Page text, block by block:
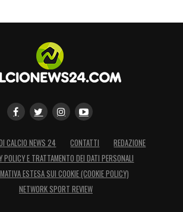
CALCIO NEWS 24 CONTATTI
REDAZIONE
POLICY E TRATTAMENTO DEI DATI PERSONALI
ESTESA SUI COOKIE (COOKIE POLICY)
NETWORK SPORT REVIEW